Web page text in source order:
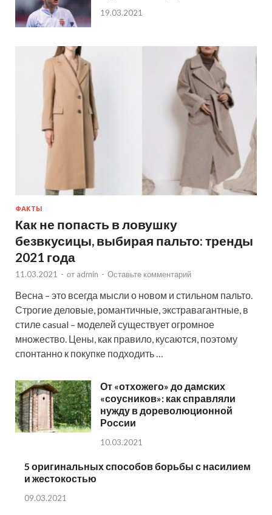
19.03.2021
ФАКТЫ
Как не попасть в ловушку
безвкусицы, выбирая пальто: тренды
2021 года
11.03.2021 - от admin - Оставьте комментарий
Весна – это всегда мысли о новом и стильном пальто.
Строгие деловые, романтичные, экстравагантные, в
стиле casual – моделей существует огромное
множество. Цены, как правило, кусаются, поэтому
спонтанно к покупке подходить …
От «отхожего» до дамских
«соусников»: как справляли
нужду в дореволюционной
России
10.03.2021
5 оригинальных способов борьбы с насилием
и жестокостью
09.03.2021